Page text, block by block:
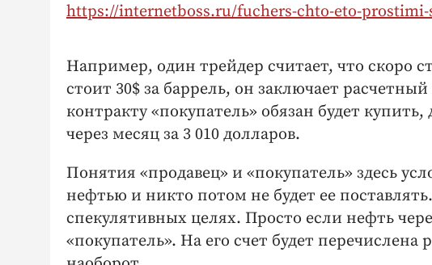
https://internetboss.ru/fuchers-chto-eto-
Например, один трейдер считает, что скоро
стоит 30$ за баррель, он заключает
контракту «покупатель» обязан будет
через месяц за 3 010 долларов.
Понятия «продавец» и «покупатель» здесь
нефтью и никто потом не будет ее
спекулятивных целях. Просто если нефть
«покупатель». На его счет будет